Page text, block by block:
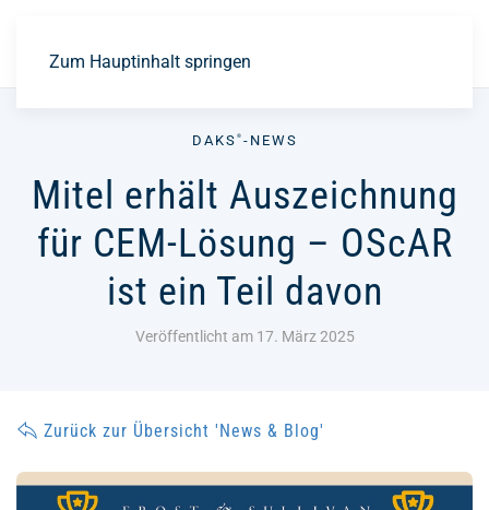
Zum Hauptinhalt springen
DAKS ® -NEWS
Mitel erhält Auszeichnung
für CEM-Lösung – OScAR
ist ein Teil davon
Veröffentlicht am 17. März 2025
Zurück zur Übersicht 'News & Blog'